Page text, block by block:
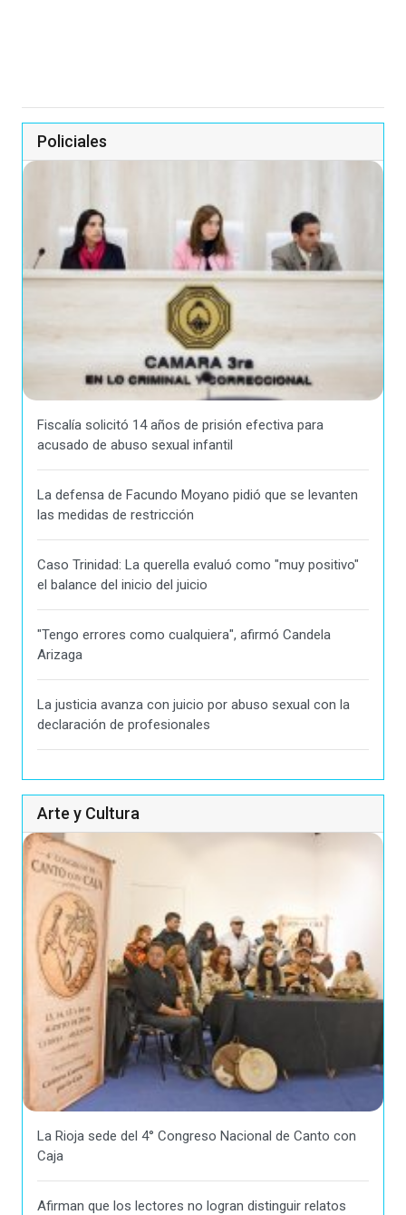
Policiales
Fiscalía solicitó 14 años de prisión efectiva para
acusado de abuso sexual infantil
La defensa de Facundo Moyano pidió que se levanten
las medidas de restricción
Caso Trinidad: La querella evaluó como "muy positivo"
el balance del inicio del juicio
"Tengo errores como cualquiera", afirmó Candela
Arizaga
La justicia avanza con juicio por abuso sexual con la
declaración de profesionales
Arte y Cultura
La Rioja sede del 4° Congreso Nacional de Canto con
Caja
Afirman que los lectores no logran distinguir relatos